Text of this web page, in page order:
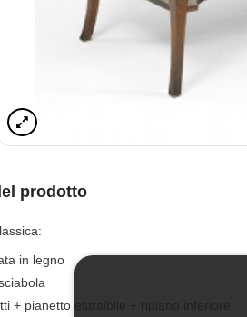
prodotto
in legno
+ pianetto estraibile + ripiano inferiore